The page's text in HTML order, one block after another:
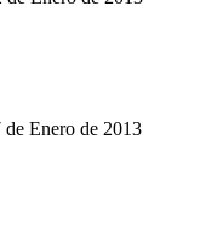
de Enero de 2013